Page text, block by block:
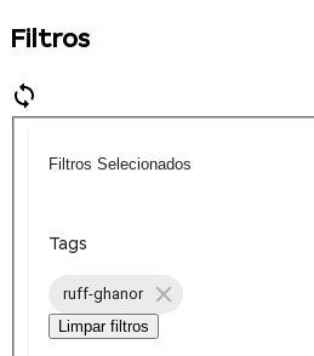
Filtros
Filtros Selecionados
Tags
ruff-ghanor
Limpar filtros